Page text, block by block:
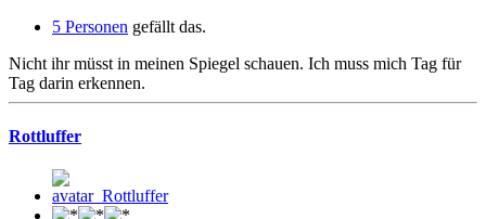
5 Personen gefällt das.
Nicht ihr müsst in meinen Spiegel schauen. Ich muss mich Tag für
Tag darin erkennen.
Rottluffer